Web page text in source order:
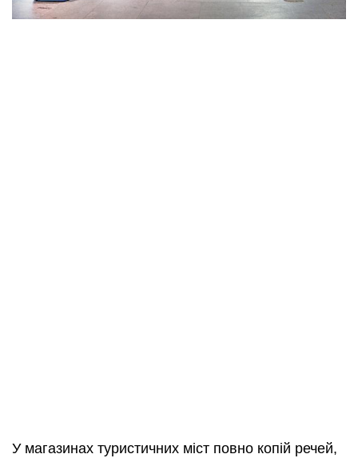
У магазинах туристичних міст повно копій речей,